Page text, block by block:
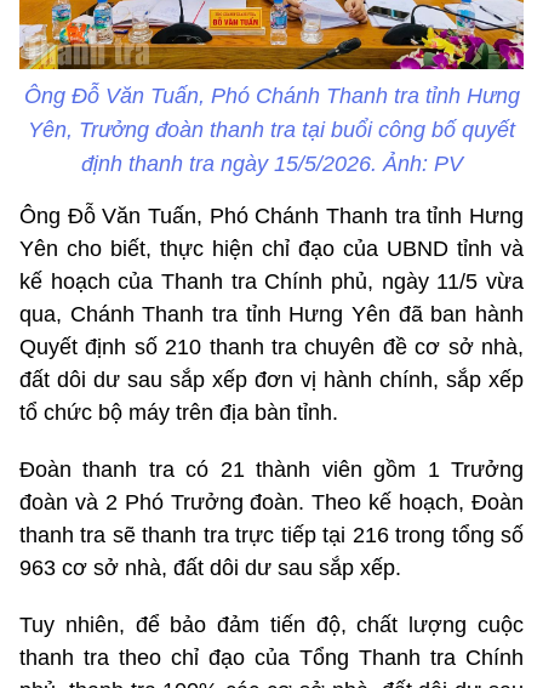
Ông Đỗ Văn Tuấn, Phó Chánh Thanh tra tỉnh Hưng
Yên, Trưởng đoàn thanh tra tại buổi công bố quyết
định thanh tra ngày 15/5/2026. Ảnh: PV
Ông Đỗ Văn Tuấn, Phó Chánh Thanh tra tỉnh Hưng
Yên cho biết, thực hiện chỉ đạo của UBND tỉnh và
kế hoạch của Thanh tra Chính phủ, ngày 11/5 vừa
qua, Chánh Thanh tra tỉnh Hưng Yên đã ban hành
Quyết định số 210 thanh tra chuyên đề cơ sở nhà,
đất dôi dư sau sắp xếp đơn vị hành chính, sắp xếp
tổ chức bộ máy trên địa bàn tỉnh.
Đoàn thanh tra có 21 thành viên gồm 1 Trưởng
đoàn và 2 Phó Trưởng đoàn. Theo kế hoạch, Đoàn
thanh tra sẽ thanh tra trực tiếp tại 216 trong tổng số
963 cơ sở nhà, đất dôi dư sau sắp xếp.
Tuy nhiên, để bảo đảm tiến độ, chất lượng cuộc
thanh tra theo chỉ đạo của Tổng Thanh tra Chính